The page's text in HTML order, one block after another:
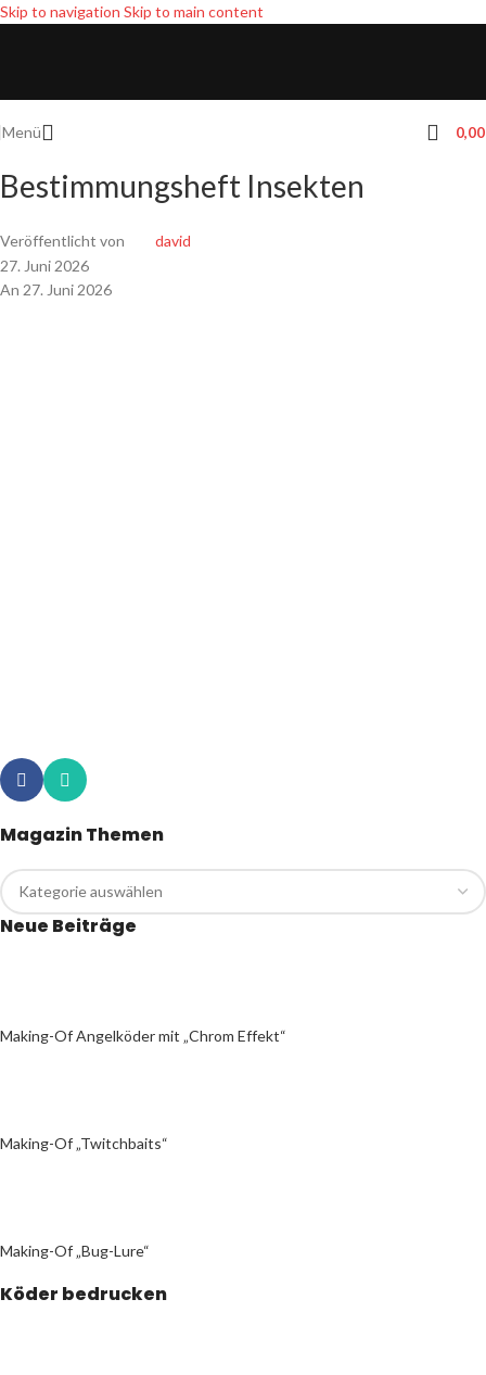
Skip to navigation Skip to main content
Menü
Bestimmungsheft Insekten
Veröffentlicht von
david
27. Juni 2026
An 27. Juni 2026
Magazin Themen
Neue Beiträge
Making-Of Angelköder mit „Chrom Effekt“
Making-Of „Twitchbaits“
Making-Of „Bug-Lure“
Köder bedrucken